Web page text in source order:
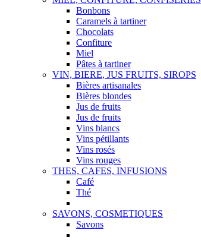
Bonbons
Caramels à tartiner
Chocolats
Confiture
Miel
Pâtes à tartiner
VIN, BIERE, JUS FRUITS, SIROPS
Bières artisanales
Bières blondes
Jus de fruits
Jus de fruits
Vins blancs
Vins pétillants
Vins rosés
Vins rouges
THES, CAFES, INFUSIONS
Café
Thé
SAVONS, COSMETIQUES
Savons